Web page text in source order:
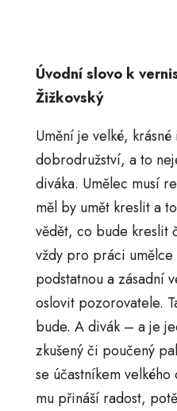
Úvodní slovo k
Žižkovský
Umění je velké,
dobrodružství, a to
diváka. Umělec musí
měl by umět kreslit a
vědět, co bude kreslit
vždy pro práci
podstatnou a zásadní
oslovit pozorovatele.
bude. A divák – a je
zkušený či poučený
se účastníkem
mu přináší radost,